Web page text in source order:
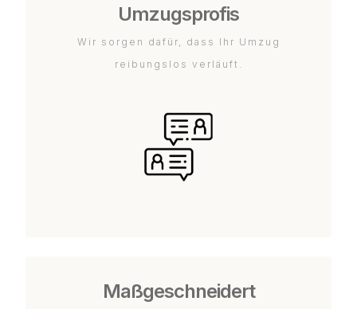
Umzugsprofis
Wir sorgen dafür, dass Ihr Umzug
reibungslos verläuft.
Maßgeschneidert